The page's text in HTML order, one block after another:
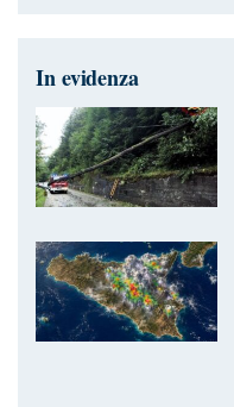
In evidenza